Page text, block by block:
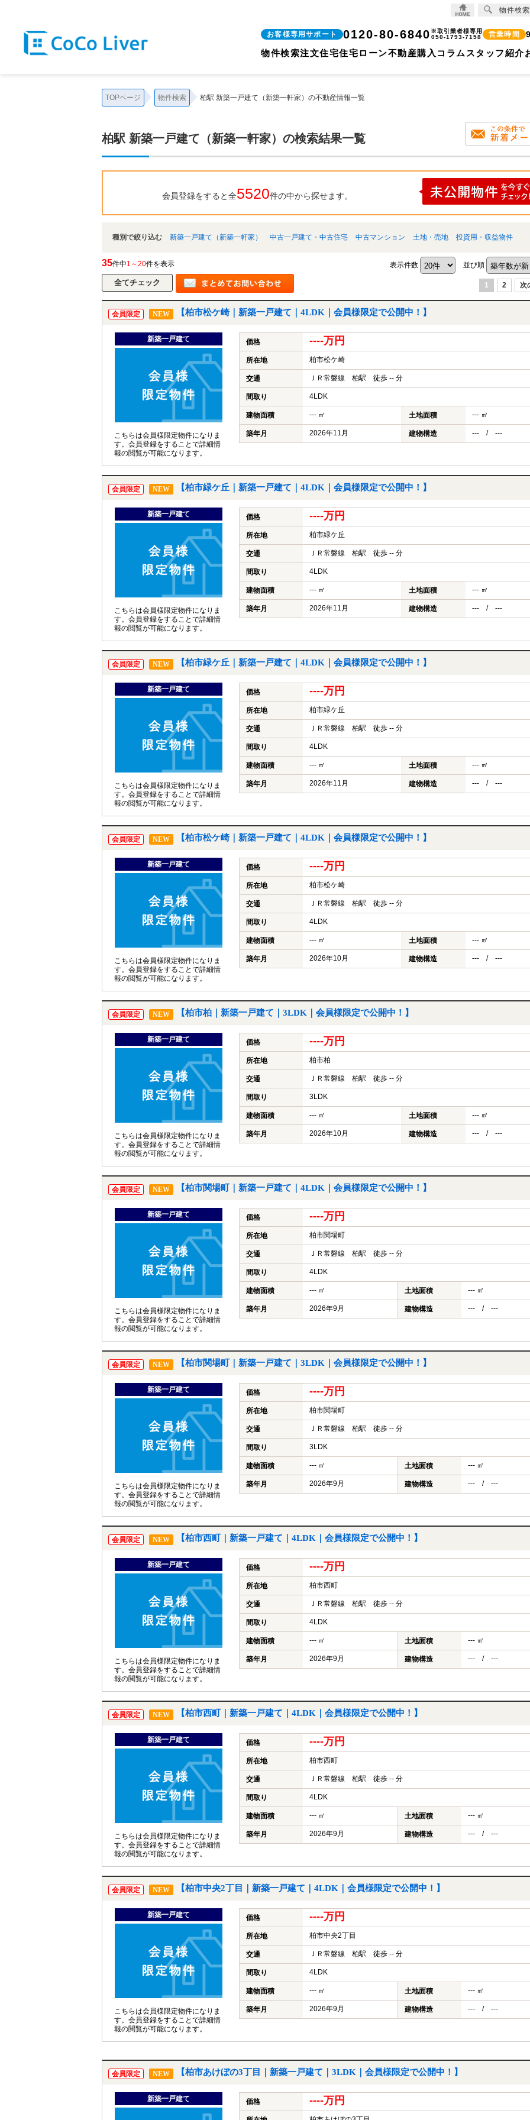
お客様専用サポート 0120-80-6840 ※取引業者様専用
050-1793-7158
営業時間
物件検索注文住宅住宅ローン不動産購入コラム スタッフ紹介
TOPページ 物件検索 柏駅 新築一戸建て（新築一軒家）の不動産情報一覧
柏駅 新築一戸建て（新築一軒家）の検索結果一覧
会員登録をすると全5520件の中から探せます。
種別で絞り込む 新築一戸建て（新築一軒家） 中古一戸建て・中古住宅 中古マンション 土地・売地 投資用・収益物件
35件中1～20件を表示 表示件数 並び順
1 2 次
会員限定 NEW 【柏市松ケ崎｜新築一戸建て｜4LDK｜会員様限定で公開中！】
新築一戸建て
こちらは会員様限定物件になりま
す。会員登録をすることで詳細情
報の閲覧が可能になります。
価格 ----万円
所在地 柏市松ケ崎
交通 ＪＲ常磐線 柏駅 徒歩 -- 分
間取り 4LDK
建物面積 --- ㎡ 土地面積 --- ㎡
築年月 2026年11月 建物構造 --- / ---
会員限定 NEW 【柏市緑ケ丘｜新築一戸建て｜4LDK｜会員様限定で公開中！】
新築一戸建て
こちらは会員様限定物件になりま
す。会員登録をすることで詳細情
報の閲覧が可能になります。
価格 ----万円
所在地 柏市緑ケ丘
交通 ＪＲ常磐線 柏駅 徒歩 -- 分
間取り 4LDK
建物面積 --- ㎡ 土地面積 --- ㎡
築年月 2026年11月 建物構造 --- / ---
会員限定 NEW 【柏市緑ケ丘｜新築一戸建て｜4LDK｜会員様限定で公開中！】
新築一戸建て
こちらは会員様限定物件になりま
す。会員登録をすることで詳細情
報の閲覧が可能になります。
価格 ----万円
所在地 柏市緑ケ丘
交通 ＪＲ常磐線 柏駅 徒歩 -- 分
間取り 4LDK
建物面積 --- ㎡ 土地面積 --- ㎡
築年月 2026年11月 建物構造 --- / ---
会員限定 NEW 【柏市松ケ崎｜新築一戸建て｜4LDK｜会員様限定で公開中！】
新築一戸建て
こちらは会員様限定物件になりま
す。会員登録をすることで詳細情
報の閲覧が可能になります。
価格 ----万円
所在地 柏市松ケ崎
交通 ＪＲ常磐線 柏駅 徒歩 -- 分
間取り 4LDK
建物面積 --- ㎡ 土地面積 --- ㎡
築年月 2026年10月 建物構造 --- / ---
会員限定 NEW 【柏市柏｜新築一戸建て｜3LDK｜会員様限定で公開中！】
新築一戸建て
こちらは会員様限定物件になりま
す。会員登録をすることで詳細情
報の閲覧が可能になります。
価格 ----万円
所在地 柏市柏
交通 ＪＲ常磐線 柏駅 徒歩 -- 分
間取り 3LDK
建物面積 --- ㎡ 土地面積 --- ㎡
築年月 2026年10月 建物構造 --- / ---
会員限定 NEW 【柏市関場町｜新築一戸建て｜4LDK｜会員様限定で公開中！】
新築一戸建て
こちらは会員様限定物件になりま
す。会員登録をすることで詳細情
報の閲覧が可能になります。
価格 ----万円
所在地 柏市関場町
交通 ＪＲ常磐線 柏駅 徒歩 -- 分
間取り 4LDK
建物面積 --- ㎡ 土地面積 --- ㎡
築年月 2026年9月 建物構造 --- / ---
会員限定 NEW 【柏市関場町｜新築一戸建て｜3LDK｜会員様限定で公開中！】
新築一戸建て
こちらは会員様限定物件になりま
す。会員登録をすることで詳細情
報の閲覧が可能になります。
価格 ----万円
所在地 柏市関場町
交通 ＪＲ常磐線 柏駅 徒歩 -- 分
間取り 3LDK
建物面積 --- ㎡ 土地面積 --- ㎡
築年月 2026年9月 建物構造 --- / ---
会員限定 NEW 【柏市西町｜新築一戸建て｜4LDK｜会員様限定で公開中！】
新築一戸建て
こちらは会員様限定物件になりま
す。会員登録をすることで詳細情
報の閲覧が可能になります。
価格 ----万円
所在地 柏市西町
交通 ＪＲ常磐線 柏駅 徒歩 -- 分
間取り 4LDK
建物面積 --- ㎡ 土地面積 --- ㎡
築年月 2026年9月 建物構造 --- / ---
会員限定 NEW 【柏市西町｜新築一戸建て｜4LDK｜会員様限定で公開中！】
新築一戸建て
こちらは会員様限定物件になりま
す。会員登録をすることで詳細情
報の閲覧が可能になります。
価格 ----万円
所在地 柏市西町
交通 ＪＲ常磐線 柏駅 徒歩 -- 分
間取り 4LDK
建物面積 --- ㎡ 土地面積 --- ㎡
築年月 2026年9月 建物構造 --- / ---
会員限定 NEW 【柏市中央2丁目｜新築一戸建て｜4LDK｜会員様限定で公開中！】
新築一戸建て
こちらは会員様限定物件になりま
す。会員登録をすることで詳細情
報の閲覧が可能になります。
価格 ----万円
所在地 柏市中央2丁目
交通 ＪＲ常磐線 柏駅 徒歩 -- 分
間取り 4LDK
建物面積 --- ㎡ 土地面積 --- ㎡
築年月 2026年9月 建物構造 --- / ---
会員限定 NEW 【柏市あけぼの3丁目｜新築一戸建て｜3LDK｜会員様限定で公開中！】
新築一戸建て 価格 ----万円
物件検索